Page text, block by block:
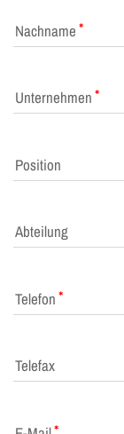
Nachname
Unternehmen
Position
Abteilung
Telefon
Telefax